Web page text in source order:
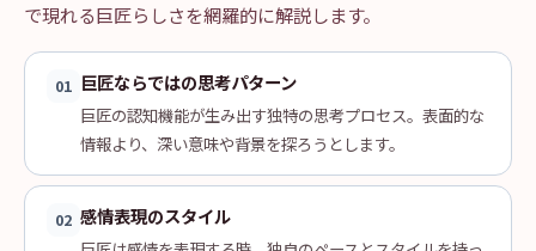
で現れる巨匠らしさを網羅的に解説します。
01 巨匠ならではの思考パターン
巨匠の認知機能が生み出す独特の思考プロセス。表面的な
情報より、深い意味や背景を探ろうとします。
02 感情表現のスタイル